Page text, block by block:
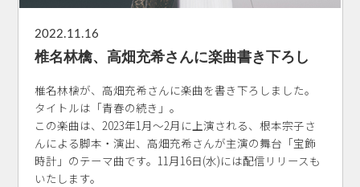
2022.11.16
椎名林檎、高畑充希さんに楽曲書き下ろし
椎名林檎が、高畑充希さんに楽曲を書き下ろしました。
タイトルは「青春の続き」。
この楽曲は、2023年1月～2月に上演される、根本宗子さ
んによる脚本・演出、高畑充希さんが主演の舞台「宝飾
時計」のテーマ曲です。11月16日(水)には配信リリースも
いたします。